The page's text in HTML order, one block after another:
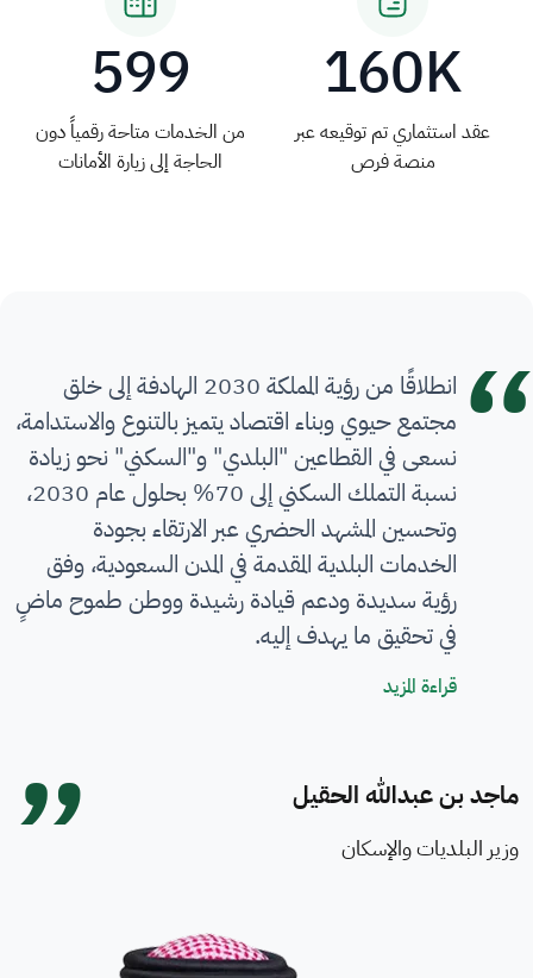
160K
عقد استثماري تم توقيعه عبر
منصة فرص
599
من الخدمات متاحة رقمياً دون
الحاجة إلى زيارة الأمانات
انطلاقًا من رؤية المملكة 2030 الهادفة إلى خلق
مجتمع حيوي وبناء اقتصاد يتميز بالتنوع والاستدامة،
نسعى في القطاعين "البلدي" و"السكني" نحو زيادة
نسبة التملك السكني إلى 70% بحلول عام 2030،
وتحسين المشهد الحضري عبر الارتقاء بجودة
الخدمات البلدية المقدمة في المدن السعودية، وفق
رؤية سديدة ودعم قيادة رشيدة ووطن طموح ماضٍ
في تحقيق ما يهدف إليه.
قراءة المزيدكلمة معالي الوزير
ماجد بن عبدالله الحقيل
وزير البلديات والإسكان